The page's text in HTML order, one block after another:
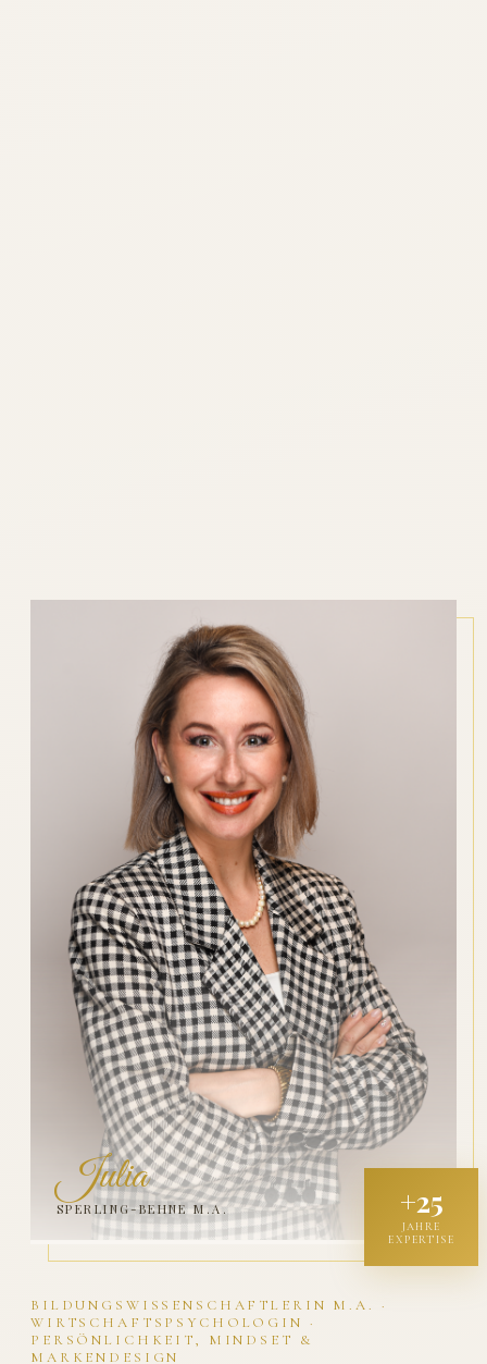
BILDUNGSWISSENSCHAFTLERIN M.A. ·
WIRTSCHAFTSPSYCHOLOGIN ·
PERSÖNLICHKEIT, MINDSET &
MARKENDESIGN
Julia
SPERLING-BEHNE M.A. +25
JAHRE
EXPERTISE